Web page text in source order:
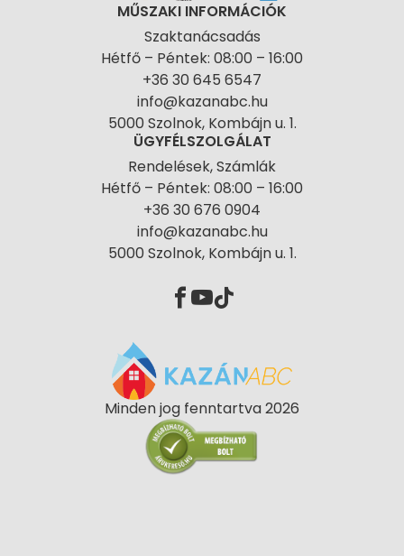
MŰSZAKI INFORMÁCIÓK
Szaktanácsadás
Hétfő – Péntek: 08:00 – 16:00
+36 30 645 6547
info@kazanabc.hu
5000 Szolnok, Kombájn u. 1.
ÜGYFÉLSZOLGÁLAT
Rendelések, Számlák
Hétfő – Péntek: 08:00 – 16:00
+36 30 676 0904
info@kazanabc.hu
5000 Szolnok, Kombájn u. 1.
Minden jog fenntartva 2026